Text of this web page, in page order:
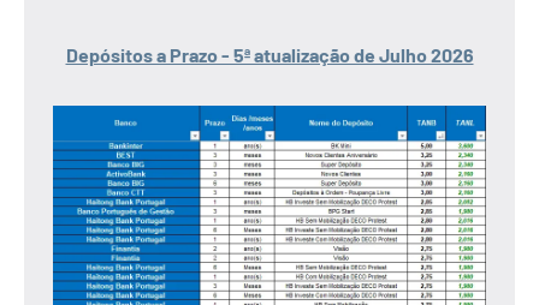
Depósitos a Prazo - 5ª atualização de Julho 2026